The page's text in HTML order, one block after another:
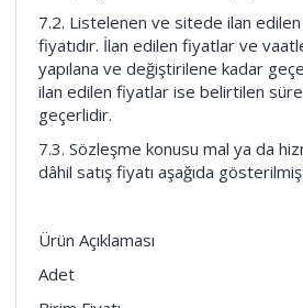
7.2. Listelenen ve sitede ilan
fiyatıdır. İlan edilen fiyatlar ve
yapılana ve değiştirilene kadar
ilan edilen fiyatlar ise belirtilen
geçerlidir.
7.3. Sözleşme konusu mal ya da
dâhil satış fiyatı aşağıda
Ürün Açıklaması
Adet